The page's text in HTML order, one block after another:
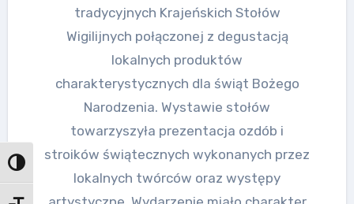
Przełącz wysoki kontrast
tradycyjnych Krajeńskich Stołów
Wigilijnych połączonej z degustacją
lokalnych produktów
charakterystycznych dla świąt Bożego
Narodzenia. Wystawie stołów
towarzyszyła prezentacja ozdób i
stroików świątecznych wykonanych przez
lokalnych twórców oraz występy